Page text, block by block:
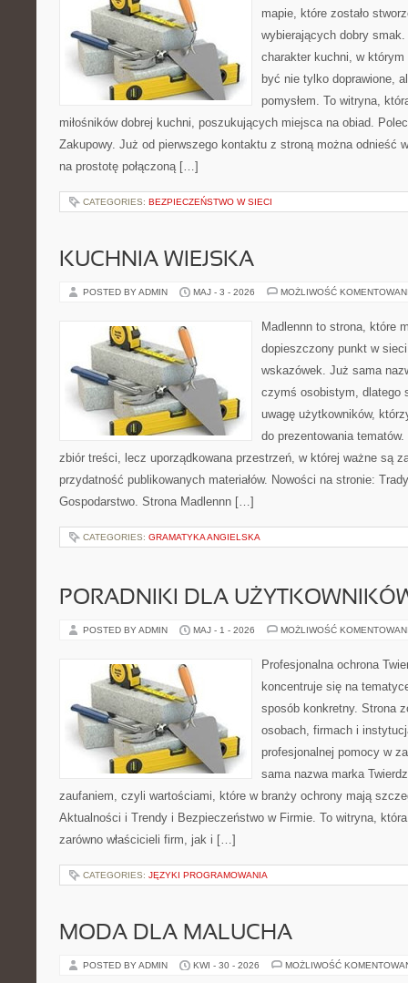
mapie, które zostało
wybierających dobry
charakter kuchni, w
być nie tylko doprawione,
pomysłem. To witryna,
miłośników dobrej kuchni, poszukujących miejsca na obiad.
Zakupowy. Już od pierwszego kontaktu z stroną można odnieść
na prostotę połączoną […]
CATEGORIES: BEZPIECZEŃSTWO W SIECI
KUCHNIA WIEJSKA
POSTED BY ADMIN MAJ - 3 - 2026 MOŻLIWOŚĆ
Madlennn to strona, które
dopieszczony punkt w
wskazówek. Już sama
czymś osobistym, dlatego
uwagę użytkowników,
do prezentowania
zbiór treści, lecz uporządkowana przestrzeń, w której ważne są
przydatność publikowanych materiałów. Nowości na stronie:
Gospodarstwo. Strona Madlennn […]
CATEGORIES: GRAMATYKA ANGIELSKA
PORADNIKI DLA
POSTED BY ADMIN MAJ - 1 - 2026 MOŻLIWOŚĆ
Profesjonalna ochrona
koncentruje się na
sposób konkretny. Strona
osobach, firmach i
profesjonalnej pomocy w
sama nazwa marka
zaufaniem, czyli wartościami, które w branży ochrony mają
Aktualności i Trendy i Bezpieczeństwo w Firmie. To witryna,
zarówno właścicieli firm, jak i […]
CATEGORIES: JĘZYKI PROGRAMOWANIA
MODA DLA MALUCHA
POSTED BY ADMIN KWI - 30 - 2026 MOŻLIWOŚĆ